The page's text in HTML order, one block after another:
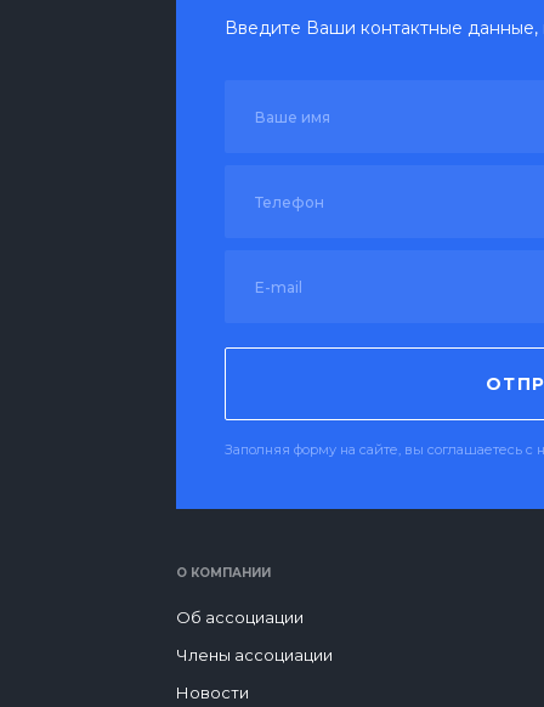
Введите Ваши контактные
Заполняя форму на сайте, вы соглашаетесь
О КОМПАНИИ
Об ассоциации
Члены ассоциации
Новости